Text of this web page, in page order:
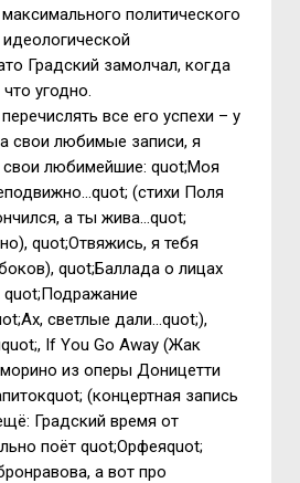
политического
Градский замолчал, когда
угодно.
все его успехи – у
свои любимые записи, я
свои любимейшие: quot;Моя
(стихи Поля
а ты жива…quot;
quot;Отвяжись, я тебя
quot;Баллада о лицах
quot;Подражание
светлые дали…quot;),
If You Go Away (Жак
из оперы Доницетти
(концертная запись
Градский время от
поёт quot;Орфеяquot;
а вот про